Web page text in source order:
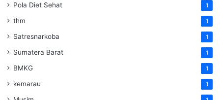
Pola Diet Sehat 1
thm 1
Satresnarkoba 1
Sumatera Barat 1
BMKG 1
kemarau 1